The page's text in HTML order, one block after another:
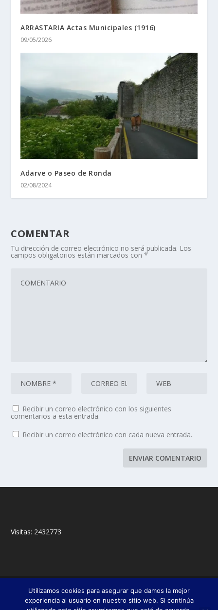
ARRASTARIA Actas Municipales (1916)
09/05/2026
Adarve o Paseo de Ronda
02/08/2024
COMENTAR
Tu dirección de correo electrónico no será publicada. Los
campos obligatorios están marcados con*
Recibir un correo electrónico con los siguientes
comentarios a esta entrada.
Recibir un correo electrónico con cada nueva entrada.
Visitas: 2432773
© 2018,Francisco Javier Fernández Chento & Mitxel
Olabuénaga|Zona privada
Utilizamos cookies para asegurar que damos la mejor
experiencia al usuario en nuestro sitio web. Si continúa